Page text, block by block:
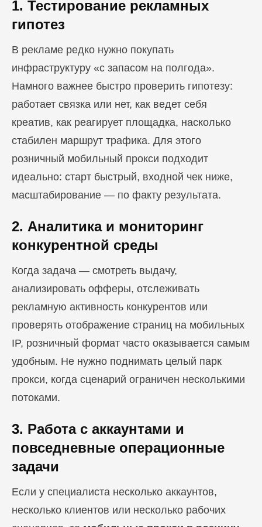
1. Тестирование рекламных
гипотез
В рекламе редко нужно покупать
инфраструктуру «с запасом на полгода».
Намного важнее быстро проверить гипотезу:
работает связка или нет, как ведет себя
креатив, как реагирует площадка, насколько
стабилен маршрут трафика. Для этого
розничный мобильный прокси подходит
идеально: старт быстрый, входной чек ниже,
масштабирование — по факту результата.
2. Аналитика и мониторинг
конкурентной среды
Когда задача — смотреть выдачу,
анализировать офферы, отслеживать
рекламную активность конкурентов или
проверять отображение страниц на мобильных
IP, розничный формат часто оказывается самым
удобным. Не нужно поднимать целый парк
прокси, когда сценарий ограничен несколькими
потоками.
3. Работа с аккаунтами и
повседневные операционные
задачи
Если у специалиста несколько аккаунтов,
несколько клиентов или несколько рабочих